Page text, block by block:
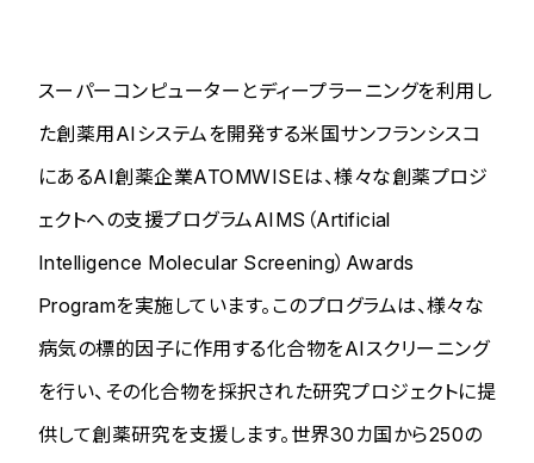
スーパーコンピューターとディープラーニングを利用し
た創薬用AIシステムを開発する米国サンフランシスコ
にあるAI創薬企業ATOMWISEは、様々な創薬プロジ
ェクトへの支援プログラムAIMS（Artificial
Intelligence Molecular Screening）Awards
Programを実施しています。このプログラムは、様々な
病気の標的因子に作用する化合物をAIスクリーニング
を行い、その化合物を採択された研究プロジェクトに提
供して創薬研究を支援します。世界30カ国から250の